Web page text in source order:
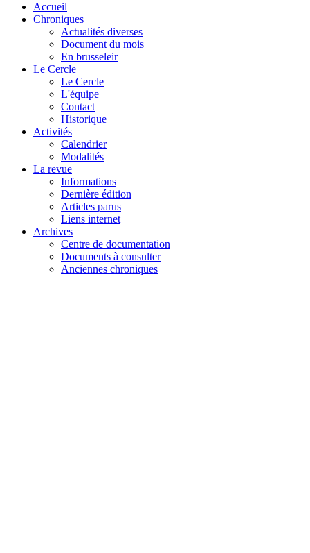
Accueil
Chroniques
Actualités diverses
Document du mois
En brusseleir
Le Cercle
Le Cercle
L'équipe
Contact
Historique
Activités
Calendrier
Modalités
La revue
Informations
Dernière édition
Articles parus
Liens internet
Archives
Centre de documentation
Documents à consulter
Anciennes chroniques